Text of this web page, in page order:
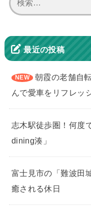
最近の投稿
朝霞の老舗自
んで愛車をリフレッ
志木駅徒歩圏！何度
dining湊」
富士見市の「難波田
癒される休日